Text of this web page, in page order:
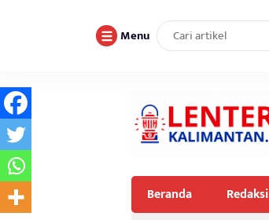
Menu
Beranda Redaksi